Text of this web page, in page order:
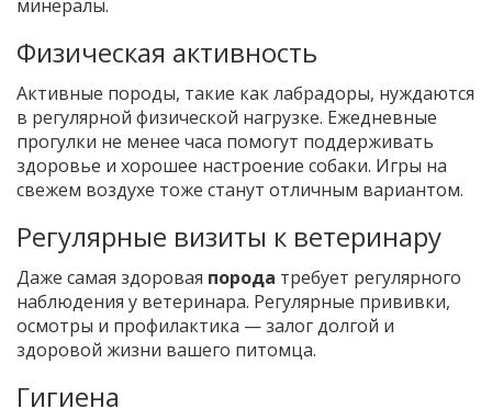
минералы.
Физическая активность
Активные породы, такие как лабрадоры, нуждаются
в регулярной физической нагрузке. Ежедневные
прогулки не менее часа помогут поддерживать
здоровье и хорошее настроение собаки. Игры на
свежем воздухе тоже станут отличным вариантом.
Регулярные визиты к ветеринару
Даже самая здоровая порода требует регулярного
наблюдения у ветеринара. Регулярные прививки,
осмотры и профилактика — залог долгой и
здоровой жизни вашего питомца.
Гигиена